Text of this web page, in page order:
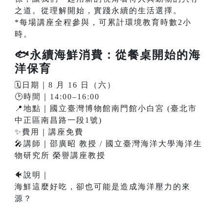
之道。從理解開始，實踐永續的生活選擇。
*每場講座全程參與，可累計環境教育時數2小
時。
🐟永續海鮮消費：從餐桌開始的海
洋保育
🗓️日期｜8 月 16 日（六）
🕑時間｜14:00–16:00
📍地點｜國立臺灣博物館南門館小白宮 (臺北市
中正區南昌路一段1號)
✨費用｜講座免費
🎤講師｜邵廣昭 教授 / 國立臺灣海洋大學海洋生
物研究所 榮譽講座教授
🐠說明｜
海鮮這麼好吃，卻也可能是造成海洋壓力的來
源？